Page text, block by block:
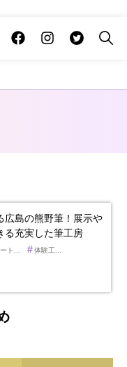
広島の熊野筆！展示や
る充実した筆工房
ト... #体験工...